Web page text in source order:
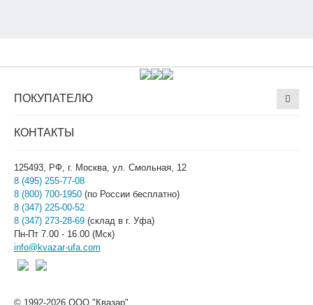
ПОКУПАТЕЛЮ
КОНТАКТЫ
125493, РФ, г. Москва, ул. Смольная, 12
8 (495) 255-77-08
8 (800) 700-1950 (по России бесплатно)
8 (347) 225-00-52
8 (347) 273-28-69 (склад в г. Уфа)
Пн-Пт 7.00 - 16.00 (Мск)
info@kvazar-ufa.com
© 1992-2026 ООО "Квазар".